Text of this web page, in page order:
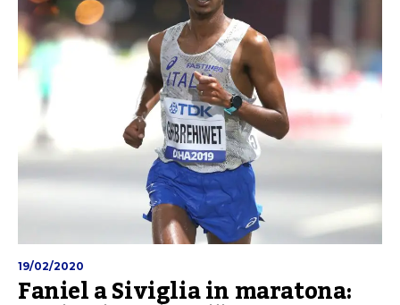
19/02/2020
Faniel a Siviglia in maratona: